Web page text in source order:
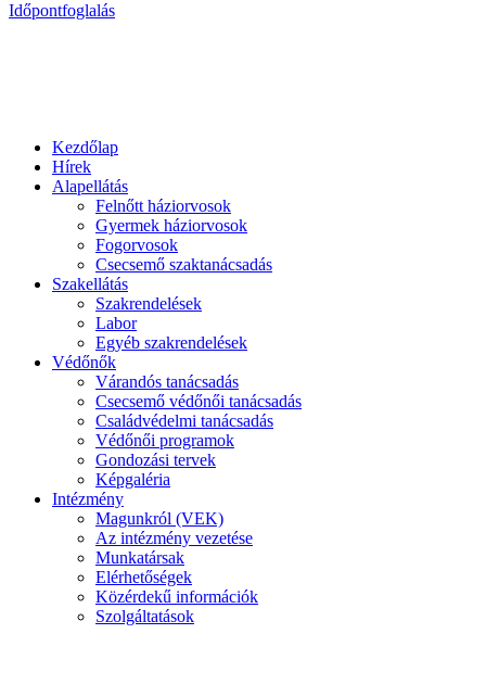
Időpontfoglalás
Kezdőlap
Hírek
Alapellátás
Felnőtt háziorvosok
Gyermek háziorvosok
Fogorvosok
Csecsemő szaktanácsadás
Szakellátás
Szakrendelések
Labor
Egyéb szakrendelések
Védőnők
Várandós tanácsadás
Csecsemő védőnői tanácsadás
Családvédelmi tanácsadás
Védőnői programok
Gondozási tervek
Képgaléria
Intézmény
Magunkról (VEK)
Az intézmény vezetése
Munkatársak
Elérhetőségek
Közérdekű információk
Szolgáltatások